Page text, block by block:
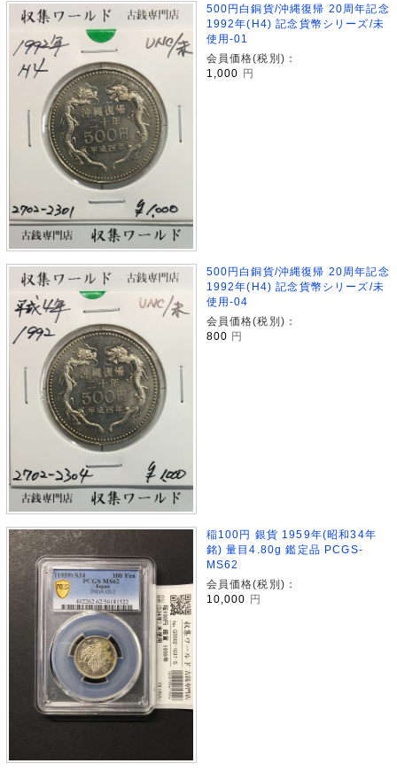
500円白銅貨/沖縄復帰 20周年記念
1992年(H4) 記念貨幣シリーズ/未
使用-01
会員価格(税別)：
1,000
円
500円白銅貨/沖縄復帰 20周年記念
1992年(H4) 記念貨幣シリーズ/未
使用-04
会員価格(税別)：
800 円
稲100円 銀貨 1959年(昭和34年
銘) 量目4.80g 鑑定品 PCGS-
MS62
会員価格(税別)：
10,000 円